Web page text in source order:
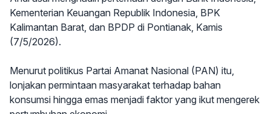
Kementerian Keuangan Republik Indonesia, BPK
Kalimantan Barat, dan BPDP di Pontianak, Kamis
(7/5/2026).
Menurut politikus Partai Amanat Nasional (PAN) itu,
lonjakan permintaan masyarakat terhadap bahan
konsumsi hingga emas menjadi faktor yang ikut mengerek